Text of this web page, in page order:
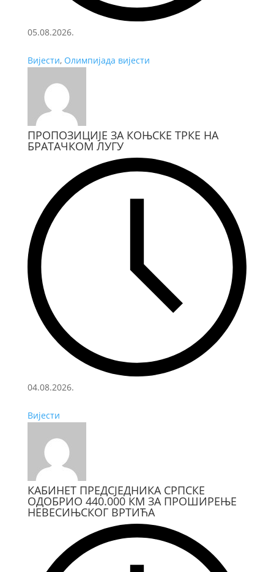
05.08.2026.
Вијести, Олимпијада вијести
ПРОПОЗИЦИЈЕ ЗА КОЊСКЕ ТРКЕ НА
БРАТАЧКОМ ЛУГУ
04.08.2026.
Вијести
КАБИНЕТ ПРЕДСЈЕДНИКА СРПСКЕ
ОДОБРИО 440.000 КМ ЗА ПРОШИРЕЊЕ
НЕВЕСИЊСКОГ ВРТИЋА